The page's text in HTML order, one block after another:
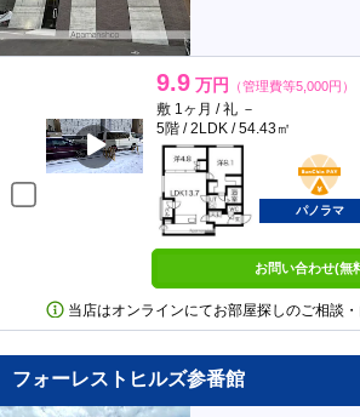
9.9 万円 （管理費等5,000円）
敷 1ヶ月 / 礼 －
5階 / 2LDK / 54.43㎡
パノラマ
お問い合わせ(無
当店はオンラインにてお部屋探しのご相談・
フォーレストヒルズ参番館